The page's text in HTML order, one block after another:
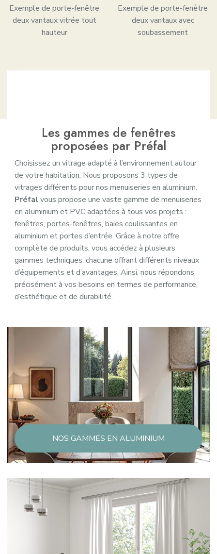
Exemple de porte-fenêtre
deux vantaux vitrée tout
hauteur
Exemple de porte-fenêtre
deux vantaux avec
soubassement
Les gammes de fenêtres
proposées par Préfal
Choisissez un vitrage adapté à l’environnement autour
de votre habitation. Nous proposons 3 types de
vitrages différents pour nos menuiseries en aluminium.
Préfal vous propose une vaste gamme de menuiseries
en aluminium et PVC adaptées à tous vos projets :
fenêtres, portes-fenêtres, baies coulissantes en
aluminium et portes d’entrée. Grâce à notre offre
complète de produits, vous accédez à plusieurs
gammes techniques, chacune offrant différents niveaux
d’équipements et d’avantages. Ainsi, nous répondons
précisément à vos besoins en termes de performance,
d’esthétique et de durabilité.
NOS GAMMES EN ALUMINIUM